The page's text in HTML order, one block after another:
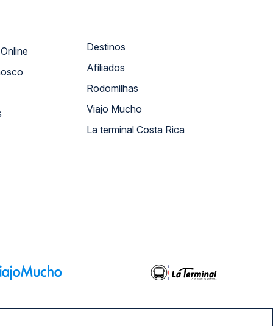
Atendimento Online
Destinos
Afiliados
Rodomilhas
Viajo Mucho
La terminal Costa Rica